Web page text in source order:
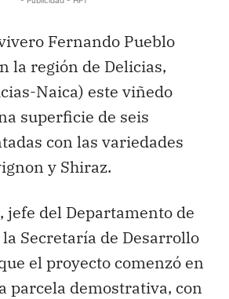
Fernando Pueblo
la región de Delicias,
Naica) este viñedo
superficie de seis
con las variedades
y Shiraz.
jefe del Departamento de
Secretaría de Desarrollo
el proyecto comenzó en
parcela demostrativa, con